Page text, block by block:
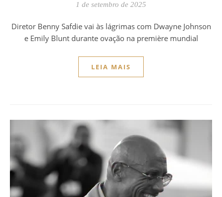
1 de setembro de 2025
Diretor Benny Safdie vai às lágrimas com Dwayne Johnson
e Emily Blunt durante ovação na première mundial
LEIA MAIS